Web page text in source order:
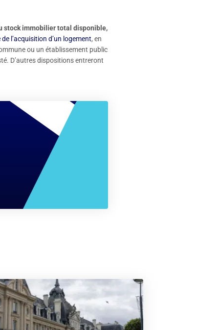
stock immobilier total disponible,
l’acquisition d’un logement, en
ou un établissement public
D’autres dispositions entreront